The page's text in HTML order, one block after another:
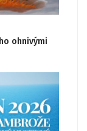
ohnivými